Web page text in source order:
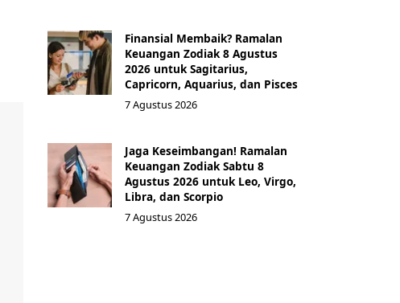
Finansial Membaik? Ramalan
Keuangan Zodiak 8 Agustus
2026 untuk Sagitarius,
Capricorn, Aquarius, dan Pisces
7 Agustus 2026
Jaga Keseimbangan! Ramalan
Keuangan Zodiak Sabtu 8
Agustus 2026 untuk Leo, Virgo,
Libra, dan Scorpio
7 Agustus 2026